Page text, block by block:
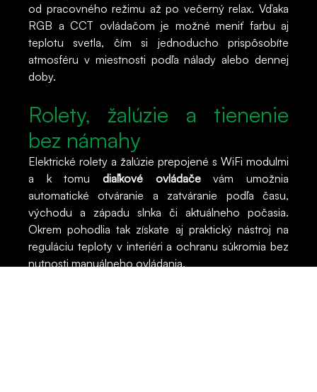
od pracovného režimu až po večerný relax. Vďaka
RGB a CCT ovládačom je možné meniť farbu aj
teplotu svetla, čím si jednoducho prispôsobíte
atmosféru v miestnosti podľa nálady alebo dennej
doby.
Rolety, žalúzie a tienenie
bez námahy
Elektrické rolety a žalúzie prepojené s WiFi modulmi
a k tomu diaľkové ovládačevám umožnia
automatické otváranie a zatváranie podľa času,
východu a západu slnka či aktuálneho počasia.
Okrem pohodlia tak získate aj praktický nástroj na
reguláciu teploty v interiéri a ochranu súkromia bez
nutnosti manuálneho ovládania.